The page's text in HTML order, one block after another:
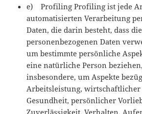
e) Profiling Profiling ist jede
automatisierten Verarbeitung
Daten, die darin besteht, dass
personenbezogenen Daten
um bestimmte persönliche
eine natürliche Person
insbesondere, um Aspekte
Arbeitsleistung, wirtschaftlicher
Gesundheit, persönlicher